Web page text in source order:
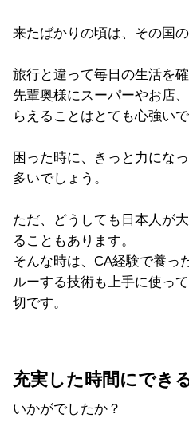
来たばかりの頃は、その国
旅行と違って毎日の生活を
先輩奥様にスーパーやお店
らえることはとても心強いで
困った時に、きっと力にな
多いでしょう。
ただ、どうしても日本人が
ることもあります。
そんな時は、CA経験で養っ
ルーする技術も上手に使っ
切です。
充実した時間にでき
いかがでしたか？